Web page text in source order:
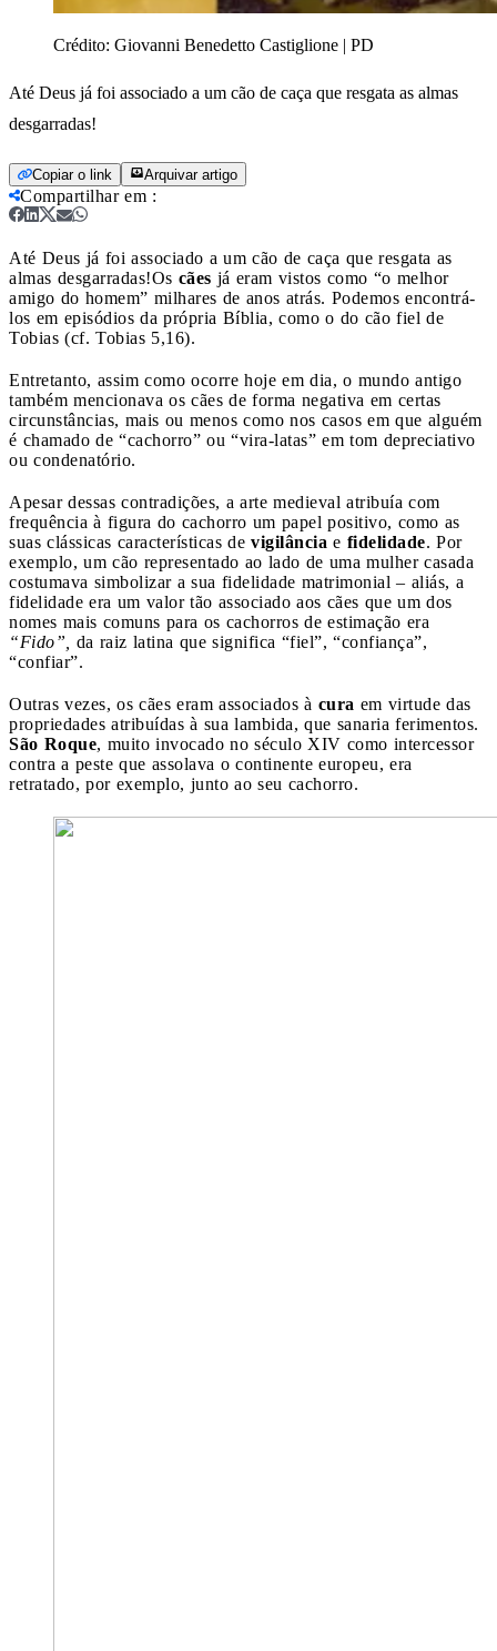
Crédito: Giovanni Benedetto Castiglione | PD
Até Deus já foi associado a um cão de caça que resgata as almas
desgarradas!
Copiar o link Arquivar artigo
Compartilhar em :
Até Deus já foi associado a um cão de caça que resgata as
almas desgarradas!Os cães já eram vistos como “o melhor
amigo do homem” milhares de anos atrás. Podemos encontrá-
los em episódios da própria Bíblia, como o do cão fiel de
Tobias (cf. Tobias 5,16).
Entretanto, assim como ocorre hoje em dia, o mundo antigo
também mencionava os cães de forma negativa em certas
circunstâncias, mais ou menos como nos casos em que alguém
é chamado de “cachorro” ou “vira-latas” em tom depreciativo
ou condenatório.
Apesar dessas contradições, a arte medieval atribuía com
frequência à figura do cachorro um papel positivo, como as
suas clássicas características de vigilância e fidelidade. Por
exemplo, um cão representado ao lado de uma mulher casada
costumava simbolizar a sua fidelidade matrimonial – aliás, a
fidelidade era um valor tão associado aos cães que um dos
nomes mais comuns para os cachorros de estimação era
“Fido”,
da raiz latina que significa “fiel”, “confiança”,
“confiar”.
Outras vezes, os cães eram associados à cura em virtude das
propriedades atribuídas à sua lambida, que sanaria ferimentos.
São Roque, muito invocado no século XIV como intercessor
contra a peste que assolava o continente europeu, era
retratado, por exemplo, junto ao seu cachorro.